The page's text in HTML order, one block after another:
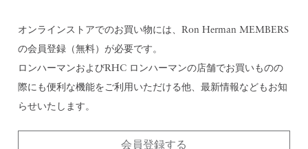
オンラインストアでのお買い物には、Ron Herman MEMBERS
の会員登録（無料）が必要です。
ロンハーマンおよびRHC ロンハーマンの店舗でお買いものの
際にも便利な機能をご利用いただける他、最新情報などもお知
らせいたします。
会員登録する